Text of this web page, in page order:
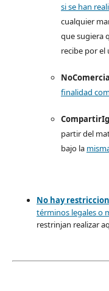
si se han
cualquier
que sugiera
recibe por el
finalidad
partir del
bajo la
No hay
términos legales o
restrinjan realizar